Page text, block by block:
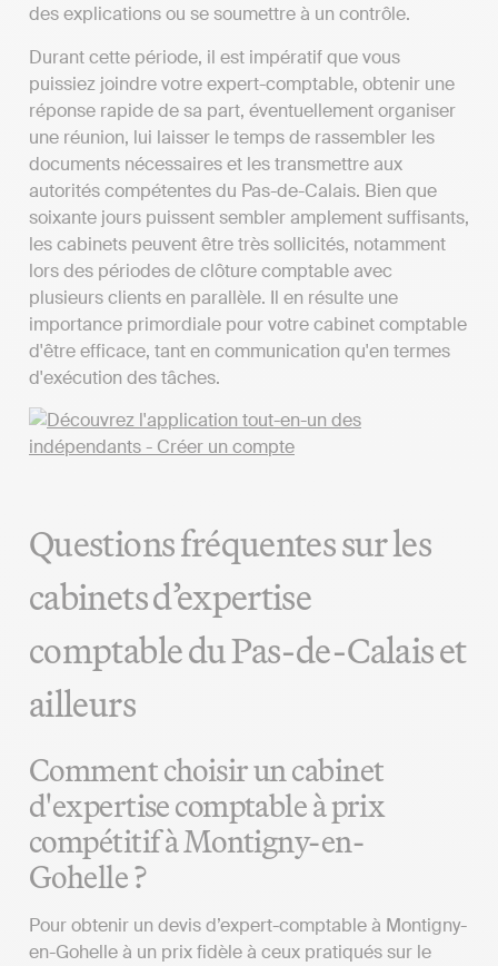
des explications ou se soumettre à un contrôle.
Durant cette période, il est impératif que vous
puissiez joindre votre expert-comptable, obtenir une
réponse rapide de sa part, éventuellement organiser
une réunion, lui laisser le temps de rassembler les
documents nécessaires et les transmettre aux
autorités compétentes du Pas-de-Calais. Bien que
soixante jours puissent sembler amplement suffisants,
les cabinets peuvent être très sollicités, notamment
lors des périodes de clôture comptable avec
plusieurs clients en parallèle. Il en résulte une
importance primordiale pour votre cabinet comptable
d'être efficace, tant en communication qu'en termes
d'exécution des tâches.
Questions fréquentes sur les
cabinets d’expertise
comptable du Pas-de-Calais et
ailleurs
Comment choisir un cabinet
d'expertise comptable à prix
compétitif à Montigny-en-
Gohelle ?
Pour obtenir un devis d’expert-comptable à Montigny-
en-Gohelle à un prix fidèle à ceux pratiqués sur le